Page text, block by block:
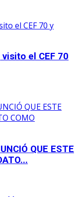
el CEF 70
QUE ESTE